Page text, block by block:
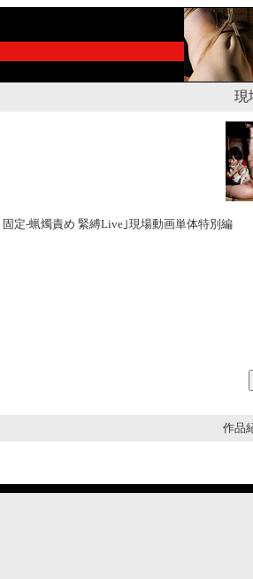
現
定-蝋燭責め 緊縛Live｣現場動画単体特別編
作品